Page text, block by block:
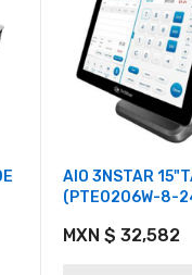
AIO 3NSTAR
(PTE0206W-8-
MXN $ 32,582